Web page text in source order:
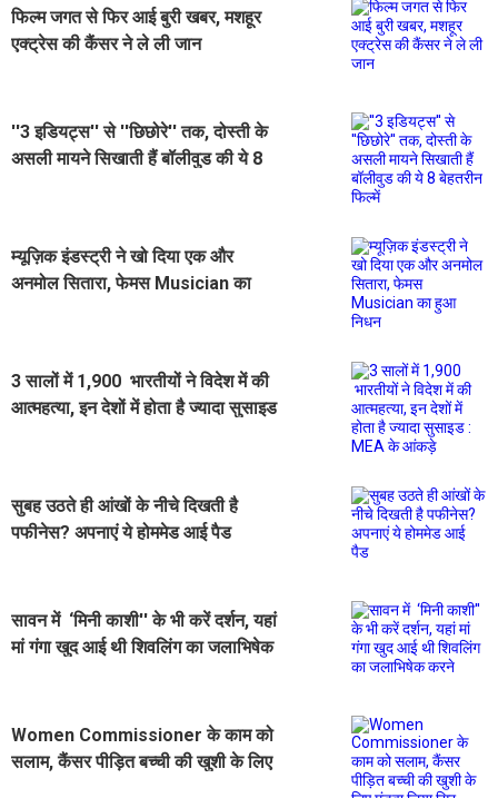
फिल्म जगत से फिर आई बुरी खबर, मशहूर
एक्ट्रेस की कैंसर ने ले ली जान
''3 इडियट्स'' से ''छिछोरे'' तक, दोस्ती के
असली मायने सिखाती हैं बॉलीवुड की ये 8
म्यूज़िक इंडस्ट्री ने खो दिया एक और
अनमोल सितारा, फेमस Musician का
3 सालों में 1,900 भारतीयों ने विदेश में की
आत्महत्या, इन देशों में होता है ज्यादा सुसाइड
सुबह उठते ही आंखों के नीचे दिखती है
पफीनेस? अपनाएं ये होममेड आई पैड
सावन में ‘मिनी काशी'' के भी करें दर्शन, यहां
मां गंगा खुद आई थी शिवलिंग का जलाभिषेक
Women Commissioner के काम को
सलाम, कैंसर पीड़ित बच्ची की खुशी के लिए